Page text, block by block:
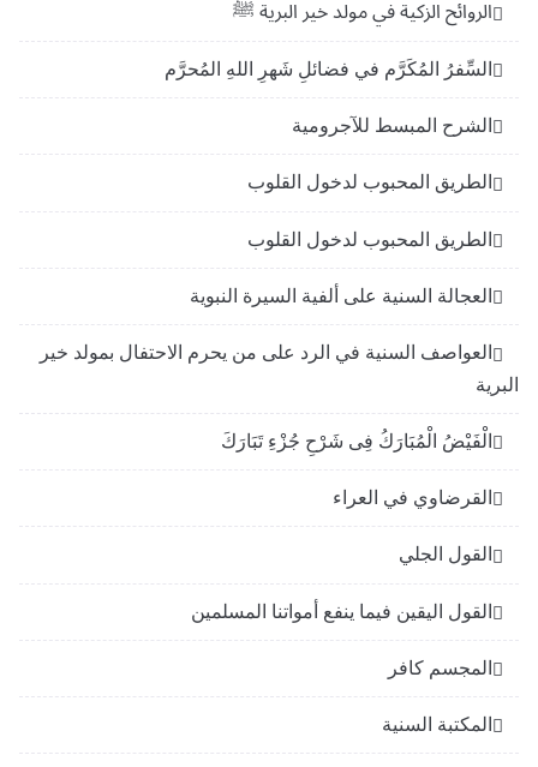
الروائح الزكية في مولد خير البرية ﷺ
السِّفرُ المُكَرَّم في فضائلِ شَهرِ اللهِ المُحرَّم
الشرح المبسط للآجرومية
الطريق المحبوب لدخول القلوب
الطريق المحبوب لدخول القلوب
العجالة السنية على ألفية السيرة النبوية
العواصف السنية في الرد على من يحرم الاحتفال بمولد خير
البرية
الْفَيْضُ الْمُبَارَكُ فِى شَرْحِ جُزْءِ تَبَارَكَ
القرضاوي في العراء
القول الجلي
القول اليقين فيما ينفع أمواتنا المسلمين
المجسم كافر
المكتبة السنية